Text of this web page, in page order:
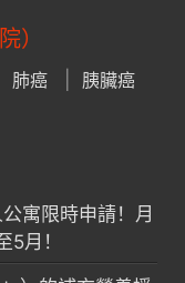
）
肺癌 胰臟癌
寓限時申請！月
月！